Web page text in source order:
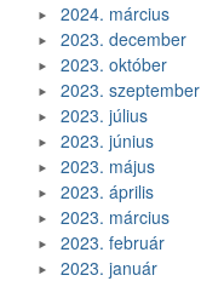
2024. március
2023. december
2023. október
2023. szeptember
2023. július
2023. június
2023. május
2023. április
2023. március
2023. február
2023. január